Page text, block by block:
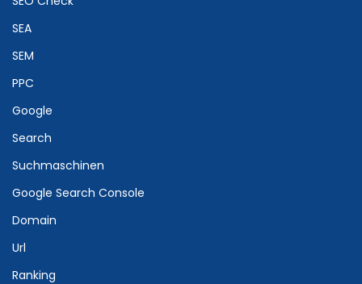
SEA
SEM
PPC
Google
Search
Suchmaschinen
Google Search Console
Domain
Url
Ranking